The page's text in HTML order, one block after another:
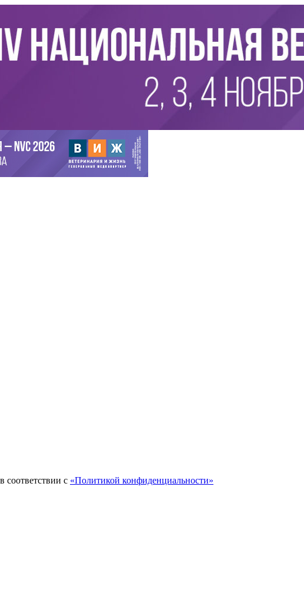
соответствии с «Политикой конфиденциальности»